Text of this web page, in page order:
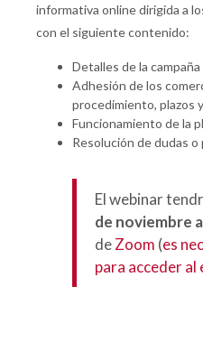
informativa online dirigida a
con el siguiente contenido:
Detalles de la campaña
Adhesión de los
procedimiento, plazos
Funcionamiento de la
Resolución de dudas
El webinar
de noviembre
deZoom (es
para acceder al